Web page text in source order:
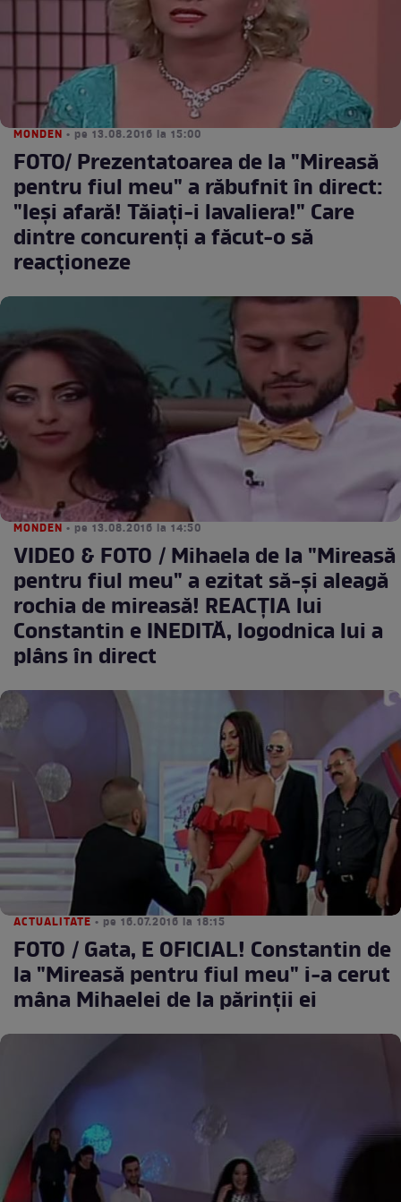
MONDEN • pe 13.08.2016 la 15:00
FOTO/ Prezentatoarea de la "Mireasă
pentru fiul meu" a răbufnit în direct:
"Ieși afară! Tăiați-i lavaliera!" Care
dintre concurenți a făcut-o să
reacționeze
MONDEN • pe 13.08.2016 la 14:50
VIDEO & FOTO / Mihaela de la "Mireasă
pentru fiul meu" a ezitat să-și aleagă
rochia de mireasă! REACȚIA lui
Constantin e INEDITĂ, logodnica lui a
plâns în direct
ACTUALITATE • pe 16.07.2016 la 18:15
FOTO / Gata, E OFICIAL! Constantin de
la "Mireasă pentru fiul meu" i-a cerut
mâna Mihaelei de la părinţii ei